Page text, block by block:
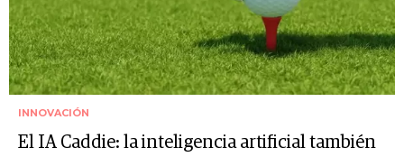
INNOVACIÓN
El IA Caddie: la inteligencia artificial también